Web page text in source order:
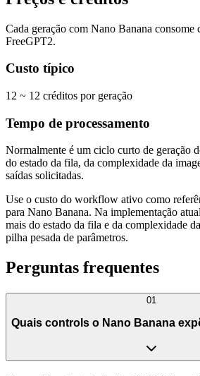
Cada geração com Nano Banana consome
FreeGPT2.
Custo típico
12 ~ 12 créditos por geração
Tempo de processamento
Normalmente é um ciclo curto de geração
do estado da fila, da complexidade da
saídas solicitadas.
Use o custo do workflow ativo como
para Nano Banana. Na implementação
mais do estado da fila e da complexidade
pilha pesada de parâmetros.
Perguntas frequentes
01
Quais controls o Nano Banana